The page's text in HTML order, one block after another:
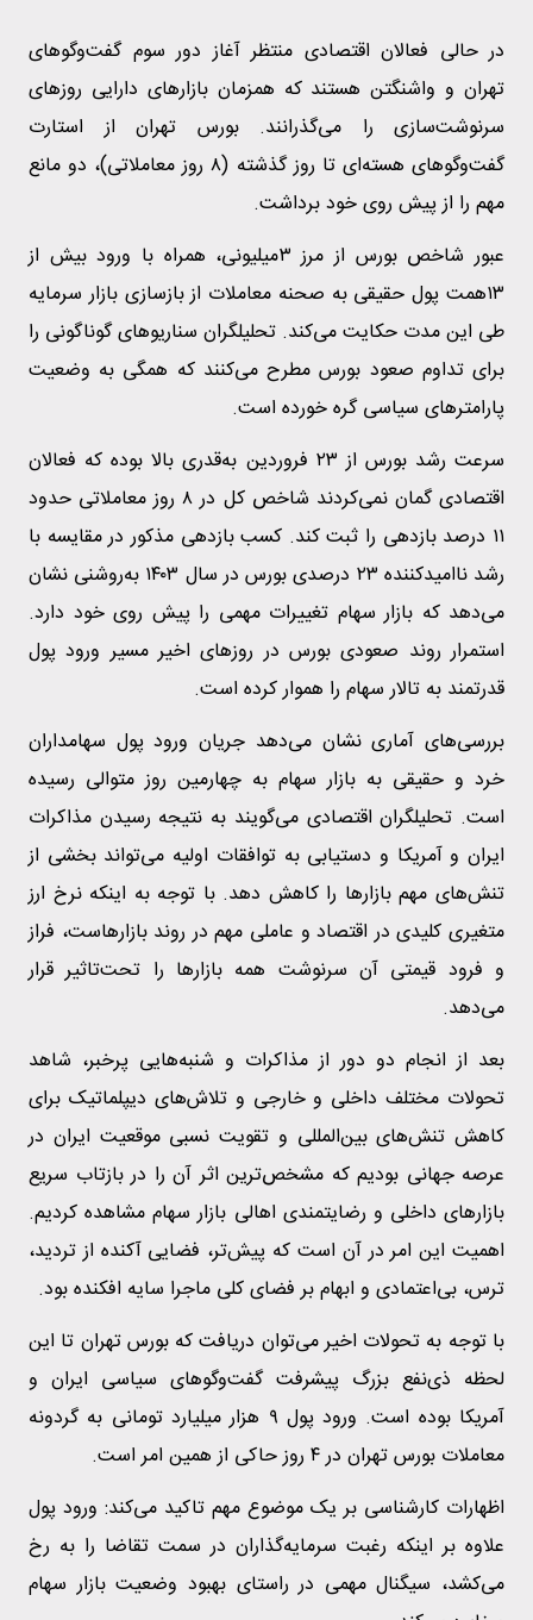
در حالی فعالان اقتصادی منتظر آغاز دور سوم گفت‌و‌گو‌های
تهران و واشنگتن هستند که همزمان بازار‌های دارایی روز‌های
سرنوشت‌سازی را می‌گذرانند. بورس تهران از استارت
گفت‌و‌گو‌های هسته‌ای تا روز گذشته (۸ روز معاملاتی)، دو مانع
مهم را از پیش روی خود برداشت.
عبور شاخص بورس از مرز ۳میلیونی، همراه با ورود بیش از
۱۳همت پول حقیقی به صحنه معاملات از بازسازی بازار سرمایه
طی این مدت حکایت می‌کند. تحلیلگران سناریو‌های گوناگونی را
برای تداوم صعود بورس مطرح می‌کنند که همگی به وضعیت
پارامتر‌های سیاسی گره خورده است.
سرعت رشد بورس از ۲۳ فروردین به‌قدری بالا بوده که فعالان
اقتصادی گمان نمی‌کردند شاخص کل در ۸ روز معاملاتی حدود
۱۱ درصد بازدهی را ثبت کند. کسب بازدهی مذکور در مقایسه با
رشد ناامیدکننده ۲۳ درصدی بورس در سال ۱۴۰۳ به‌روشنی نشان
می‌دهد که بازار سهام تغییرات مهمی را پیش روی خود دارد.
استمرار روند صعودی بورس در روز‌های اخیر مسیر ورود پول
قدرتمند به تالار سهام را هموار کرده است.
بررسی‌های آماری نشان می‌دهد جریان ورود پول سهامداران
خرد و حقیقی به بازار سهام به چهارمین روز متوالی رسیده
است. تحلیلگران اقتصادی می‌گویند به نتیجه رسیدن مذاکرات
ایران و آمریکا و دستیابی به توافقات اولیه می‌تواند بخشی از
تنش‌های مهم بازار‌ها را کاهش دهد. با توجه به اینکه نرخ ارز
متغیری کلیدی در اقتصاد و عاملی مهم در روند بازارهاست، فراز
و فرود قیمتی آن سرنوشت همه بازار‌ها را تحت‌تاثیر قرار
می‌دهد.
بعد از انجام دو دور از مذاکرات و شنبه‌هایی پرخبر، شاهد
تحولات مختلف داخلی و خارجی و تلاش‌های دیپلماتیک برای
کاهش تنش‌های بین‌المللی و تقویت نسبی موقعیت ایران در
عرصه جهانی بودیم که مشخص‌ترین اثر آن را در بازتاب سریع
بازار‌های داخلی و رضایتمندی اهالی بازار سهام مشاهده کردیم.
اهمیت این امر در آن است که پیش‌تر، فضایی آکنده از تردید،
ترس، بی‌اعتمادی و ابهام بر فضای کلی ماجرا سایه افکنده بود.
با توجه به تحولات اخیر می‌توان دریافت که بورس تهران تا این
لحظه ذی‌نفع بزرگ پیشرفت گفت‌و‌گو‌های سیاسی ایران و
آمریکا بوده است. ورود پول ۹ هزار میلیارد تومانی به گردونه
معاملات بورس تهران در ۴ روز حاکی از همین امر است.
اظهارات کارشناسی بر یک موضوع مهم تاکید می‌کند: ورود پول
علاوه بر اینکه رغبت سرمایه‌گذاران در سمت تقاضا را به رخ
می‌کشد، سیگنال مهمی در راستای بهبود وضعیت بازار سهام